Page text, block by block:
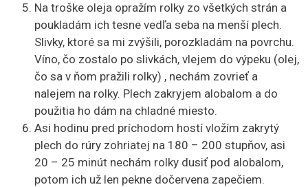
Na troške oleja opražím rolky zo všetkých strán a
poukladám ich tesne vedľa seba na menší plech.
Slivky, ktoré sa mi zvýšili, porozkladám na povrchu.
Víno, čo zostalo po slivkách, vlejem do výpeku (olej,
čo sa v ňom pražili rolky) , nechám zovrieť a
nalejem na rolky. Plech zakryjem alobalom a do
použitia ho dám na chladné miesto.
Asi hodinu pred príchodom hostí vložím zakrytý
plech do rúry zohriatej na 180 – 200 stupňov, asi
20 – 25 minút nechám rolky dusiť pod alobalom,
potom ich už len pekne dočervena zapečiem.